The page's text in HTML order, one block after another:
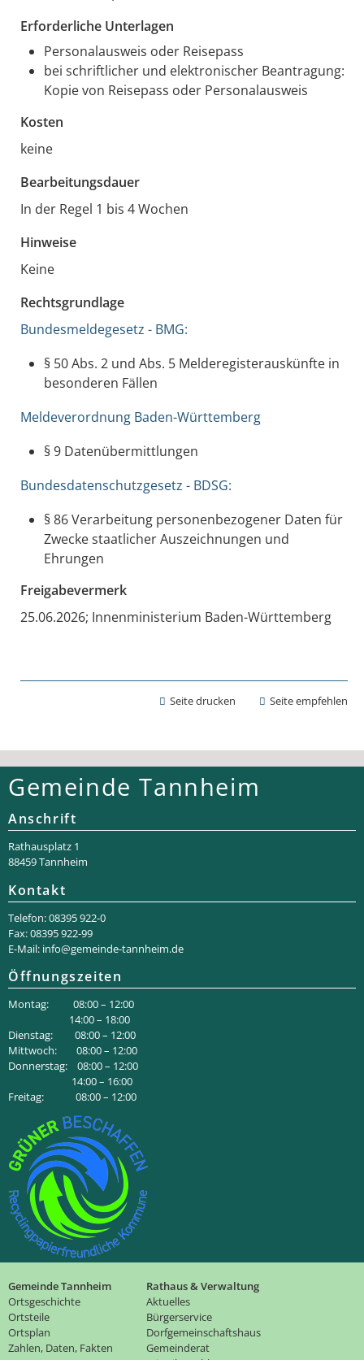
Erforderliche Unterlagen
Personalausweis oder Reisepass
bei schriftlicher und elektronischer Beantragung:
Kopie von Reisepass oder Personalausweis
Kosten
keine
Bearbeitungsdauer
In der Regel 1 bis 4 Wochen
Hinweise
Keine
Rechtsgrundlage
Bundesmeldegesetz - BMG:
§ 50 Abs. 2 und Abs. 5 Melderegisterauskünfte in
besonderen Fällen
Meldeverordnung Baden-Württemberg
§ 9Datenübermittlungen
Bundesdatenschutzgesetz - BDSG:
§ 86 Verarbeitung personenbezogener Daten für
Zwecke staatlicher Auszeichnungen und
Ehrungen
Freigabevermerk
25.06.2026; Innenministerium Baden-Württemberg
Seite drucken Seite empfehlen
Gemeinde Tannheim
Anschrift
Rathaus­platz 1
88459 Tannheim
Kontakt
Telefon: 08395 922-0
Fax: 08395 922-99
E-Mail: info@gemeinde-tannheim.de
Öffnungszeiten
Montag: 08:00 – 12:00
14:00 – 18:00
Dienstag: 08:00 – 12:00
Mittwoch: 08:00 – 12:00
Donnerstag: 08:00 – 12:00
14:00 – 16:00
Freitag: 08:00 – 12:00
Gemeinde Tannheim
Ortsgeschichte
Ortsteile
Ortsplan
Zahlen, Daten, Fakten
Rathaus & Verwaltung
Aktuelles
Bürgerservice
Dorfgemeinschaftshaus
Gemeinderat